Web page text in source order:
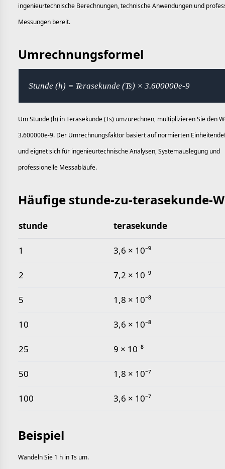
ingenieurtechnische Berechnungen, technische Anwendungen und
Messungen bereit.
Umrechnungsformel
Stunde (h) = Terasekunde (Ts) × 3.600000e-9
Um Stunde (h) in Terasekunde (Ts) umzurechnen, multiplizieren Sie den
3.600000e-9. Der Umrechnungsfaktor basiert auf normierten
und eignet sich für ingenieurtechnische Analysen, Systemauslegung und
professionelle Messabläufe.
Häufige stunde-zu-terasekunde-
Häufige stunde-zu-terasekunde-Werte
stunde terasekunde
1 3,6 × 10⁻⁹
2 7,2 × 10⁻⁹
5 1,8 × 10⁻⁸
10 3,6 × 10⁻⁸
25 9 × 10⁻⁸
50 1,8 × 10⁻⁷
100 3,6 × 10⁻⁷
Beispiel
Wandeln Sie 1 h in Ts um.